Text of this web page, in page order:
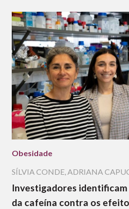
Obesidade
SÍLVIA CONDE,ADRIANA
Investigadores
da cafeína contra os